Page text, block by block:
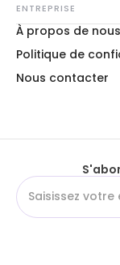
ENTREPRISE
À propos de nous
Politique de
Nous contacter